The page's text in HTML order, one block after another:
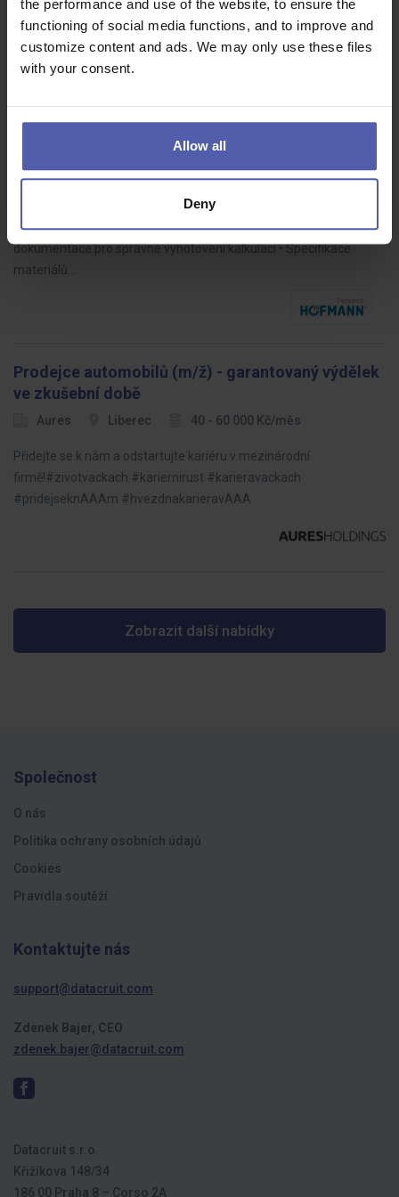
the performance and use of the website, to ensure the
functioning of social media functions, and to improve and
customize content and ads. We may only use these files
with your consent.
Allow all
Deny
profesionálního tisku? Hledáme technicky zdatného člověka, který
se orientuje v…
Kalkulant pozemních staveb (ž/m)
HOFMANN WIZARD Brno 35 - 90 000 Kč/měs
• Kalkulace vlastních stavebních prací • Tvorba cenových nabídek
na základě zadávací dokumentace • Kontrola správnosti a úplnosti
dokumentace pro správné vyhotovení kalkulací • Specifikace
materiálů…
Prodejce automobilů (m/ž) - garantovaný výdělek
ve zkušební době
Aures Liberec 40 - 60 000 Kč/měs
Přidejte se k nám a odstartujte kariéru v mezinárodní
firmě!#zivotvackach #kariernirust #karieravackach
#pridejseknAAAm #hvezdnakarieravAAA
Zobrazit další nabídky
Společnost
O nás
Politika ochrany osobních údajů
Cookies
Pravidla soutěží
Kontaktujte nás
support@datacruit.com
Zdenek Bajer, CEO
zdenek.bajer@datacruit.com
Datacruit s.r.o.
Křižíkova 148/34
186 00 Praha 8 – Corso 2A